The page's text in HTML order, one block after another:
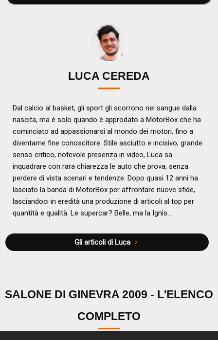
LUCA CEREDA
Dal calcio al basket, gli sport gli scorrono nel sangue dalla
nascita, ma è solo quando è approdato a MotorBox che ha
cominciato ad appassionarsi al mondo dei motori, fino a
diventarne fine conoscitore. Stile asciutto e incisivo, grande
senso critico, notevole presenza in video, Luca sa
inquadrare con rara chiarezza le auto che prova, senza
perdere di vista scenari e tendenze. Dopo quasi 12 anni ha
lasciato la banda di MotorBox per affrontare nuove sfide,
lasciandoci in eredità una produzione di articoli al top per
quantità e qualità. Le supercar? Belle, ma la Ignis...
Gli articoli di Luca
SALONE DI GINEVRA 2009 - L'ELENCO
COMPLETO